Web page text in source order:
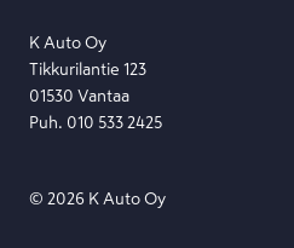
K Auto Oy
Tikkurilantie 123
01530 Vantaa
Puh. 010 533 2425
© 2026 K Auto Oy